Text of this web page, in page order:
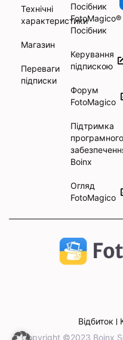
Технічні
характеристики
Магазин
Переваги
підписки
Посібник
FotoMagico®
Посібник
Керування
підпискою
Форум
FotoMagico
Підтримка
програмного
Boinx
Огляд
FotoMagico
Відбиток
Copyright ©2023 Boinx